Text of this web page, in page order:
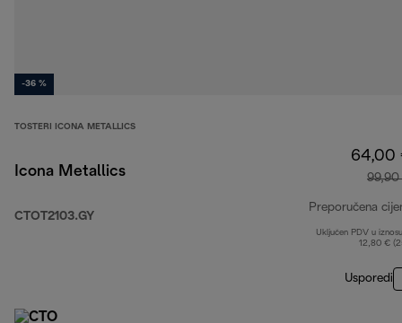
-36 %
TOSTERI ICONA METALLICS
Icona Metallics
CTOT2103.GY
64,00
Preporučena
Uključen PDV u
12,80 €
Usporedi